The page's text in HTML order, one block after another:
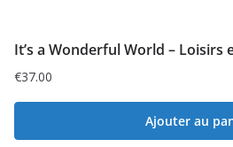
It’s a Wonderful World – Loisirs
€37.00
Ajouter au